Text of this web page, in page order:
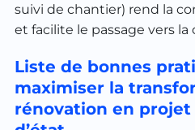
suivi de chantier) rend la
et facilite le passage vers
Liste de bonnes
maximiser la
rénovation en